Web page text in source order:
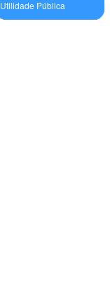
Utilidade Pública